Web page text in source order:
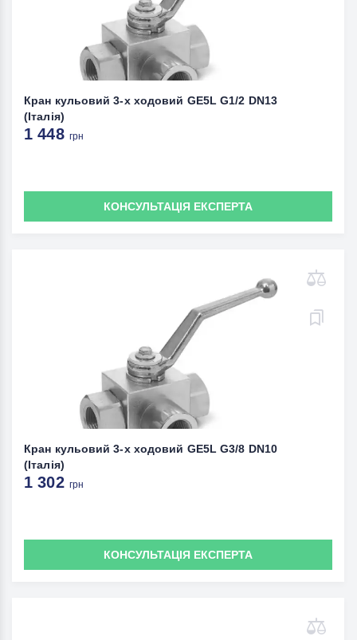
Кран кульовий 3-х ходовий GE5L G1/2 DN13
(Італія)
1 448 грн
КОНСУЛЬТАЦІЯ ЕКСПЕРТА
Кран кульовий 3-x ходовий GE5L G3/8 DN10
(Італія)
1 302 грн
КОНСУЛЬТАЦІЯ ЕКСПЕРТА